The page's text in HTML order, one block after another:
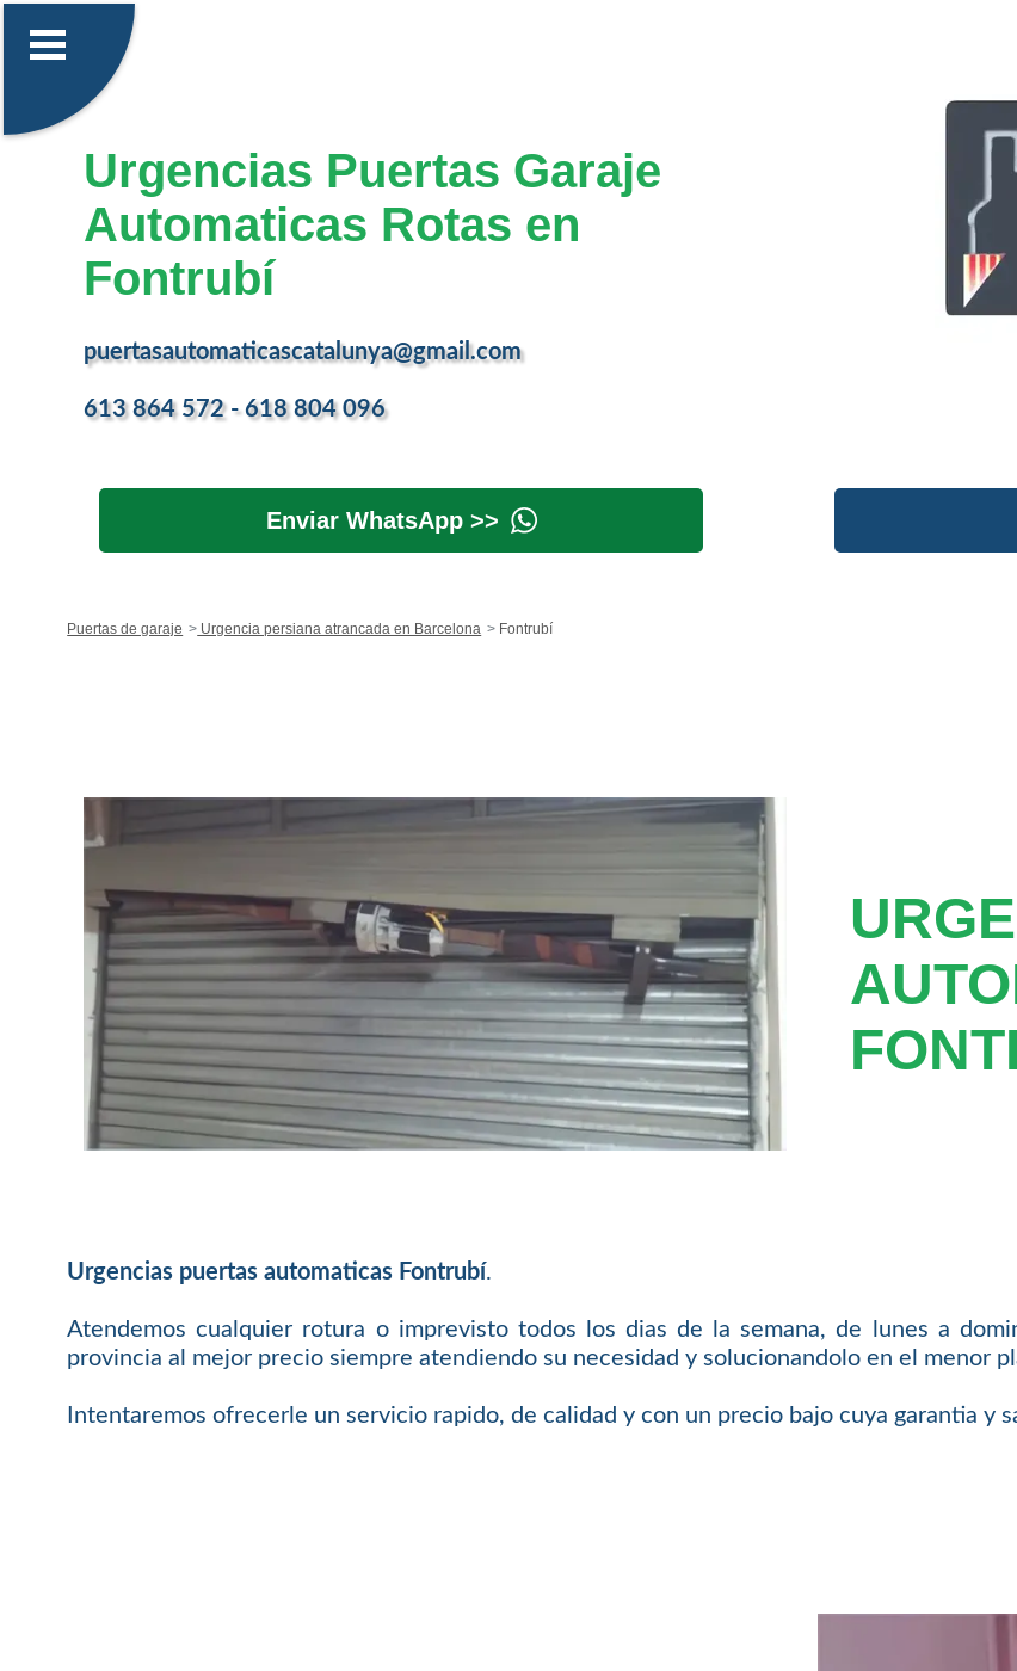
Urgencias Puertas Garaje
Automaticas Rotas en
Fontrubí
puertasautomaticascatalunya@gmail.com
613 864 572 - 618 804 096
Enviar WhatsApp >>
Puertas de garaje Urgencia persiana atrancada en Barcelona Fontrubí
Urgencias puertas automaticas Fontrubí.
Atendemos cualquier rotura o imprevisto todos los dias de la semana, de lunes a
provincia al mejor precio siempre atendiendo su necesidad y solucionandolo en el menor
Intentaremos ofrecerle un servicio rapido, de calidad y con un precio bajo cuya garantia y